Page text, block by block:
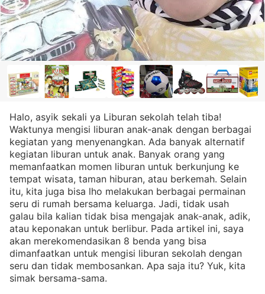
Halo, asyik sekali ya Liburan sekolah telah tiba!
Waktunya mengisi liburan anak-anak dengan berbagai
kegiatan yang menyenangkan. Ada banyak alternatif
kegiatan liburan untuk anak. Banyak orang yang
memanfaatkan momen liburan untuk berkunjung ke
tempat wisata, taman hiburan, atau berkemah. Selain
itu, kita juga bisa lho melakukan berbagai permainan
seru di rumah bersama keluarga. Jadi, tidak usah
galau bila kalian tidak bisa mengajak anak-anak, adik,
atau keponakan untuk berlibur. Pada artikel ini, saya
akan merekomendasikan 8 benda yang bisa
dimanfaatkan untuk mengisi liburan sekolah dengan
seru dan tidak membosankan. Apa saja itu? Yuk, kita
simak bersama-sama.